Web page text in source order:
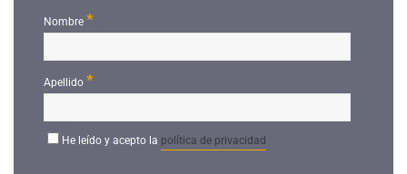
Nombre*
Apellido *
He leído y acepto la política de privacidad